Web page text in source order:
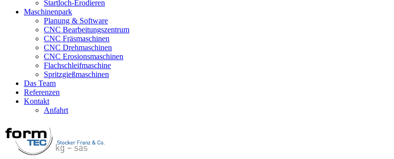
Startloch-Erodieren
Maschinenpark
Planung & Software
CNC Bearbeitungszentrum
CNC Fräsmaschinen
CNC Drehmaschinen
CNC Erosionsmaschinen
Flachschleifmaschine
Spritzgießmaschinen
Das Team
Referenzen
Kontakt
Anfahrt